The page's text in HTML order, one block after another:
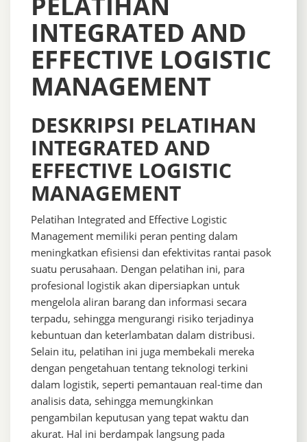
INTEGRATED AND
EFFECTIVE LOGISTIC
MANAGEMENT
DESKRIPSI PELATIHAN
INTEGRATED AND
EFFECTIVE LOGISTIC
MANAGEMENT
Pelatihan Integrated and Effective Logistic
Management memiliki peran penting dalam
meningkatkan efisiensi dan efektivitas rantai pasok
suatu perusahaan. Dengan pelatihan ini, para
profesional logistik akan dipersiapkan untuk
mengelola aliran barang dan informasi secara
terpadu, sehingga mengurangi risiko terjadinya
kebuntuan dan keterlambatan dalam distribusi.
Selain itu, pelatihan ini juga membekali mereka
dengan pengetahuan tentang teknologi terkini
dalam logistik, seperti pemantauan real-time dan
analisis data, sehingga memungkinkan
pengambilan keputusan yang tepat waktu dan
akurat. Hal ini berdampak langsung pada